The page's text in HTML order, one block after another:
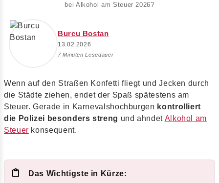
bei Alkohol am Steuer 2026?
Burcu Bostan
13.02.2026
7 Minuten Lesedauer
Wenn auf den Straßen Konfetti fliegt und Jecken durch
die Städte ziehen, endet der Spaß spätestens am
Steuer. Gerade in Karnevalshochburgen kontrolliert
die Polizei besonders streng und ahndet Alkohol am
Steuer konsequent.
Das Wichtigste in Kürze: